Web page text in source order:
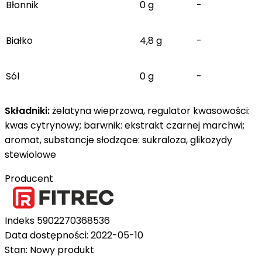
Błonnik 0 g -
Białko 4,8 g -
Sól 0 g -
Składniki:żelatyna wieprzowa, regulator kwasowości:
kwas cytrynowy; barwnik: ekstrakt czarnej marchwi;
aromat, substancje słodzące: sukraloza, glikozydy
stewiolowe
Producent
Indeks 5902270368536
Data dostępności: 2022-05-10
Stan: Nowy produkt